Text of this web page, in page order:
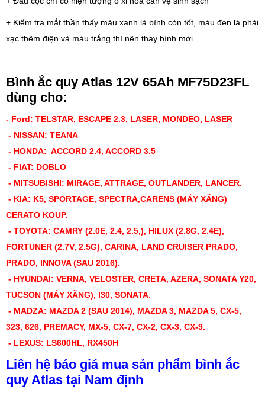
+ Kiểm tra mắt thần thấy màu xanh là bình còn tốt, màu đen là phải
xạc thêm điện và màu trắng thì nên thay bình mới
Bình ắc quy Atlas 12V 65Ah MF75D23FL
dùng cho:
- Ford: TELSTAR, ESCAPE 2.3, LASER, MONDEO, LASER
- NISSAN: TEANA
- HONDA: ACCORD 2.4, ACCORD 3.5
- FIAT: DOBLO
- MITSUBISHI: MIRAGE, ATTRAGE, OUTLANDER, LANCER.
- KIA: K5, SPORTAGE, SPECTRA,CARENS (MÁY XĂNG)
CERATO KOUP.
- TOYOTA: CAMRY (2.0E, 2.4, 2.5,), HILUX (2.8G, 2.4E),
FORTUNER (2.7V, 2.5G), CARINA, LAND CRUISER PRADO,
PRADO, INNOVA (SAU 2016).
- HYUNDAI: VERNA, VELOSTER, CRETA, AZERA, SONATA Y20,
TUCSON (MÁY XĂNG), I30, SONATA.
- MADZA: MAZDA 2 (SAU 2014), MAZDA 3, MAZDA 5, CX-5,
323, 626, PREMACY, MX-5, CX-7, CX-2, CX-3, CX-9.
- LEXUS: LS600HL, RX450H
Liên hệ báo giá mua sản phẩm bình ắc
quy Atlas tại Nam định